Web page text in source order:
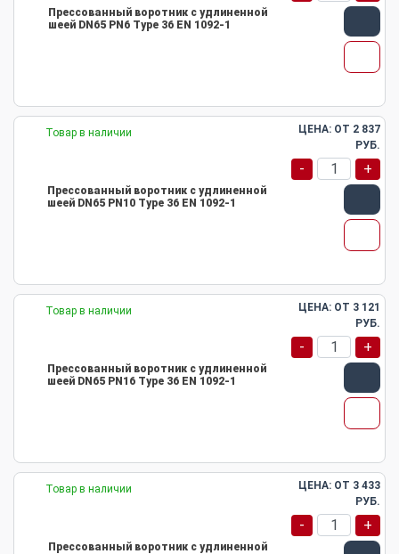
Прессованный воротник с удлиненной
шеей DN65 PN6 Type 36 EN 1092-1
Товар в наличии
Прессованный воротник с удлиненной
шеей DN65 PN10 Type 36 EN 1092-1
ЦЕНА: ОТ 2 837
РУБ.
- +
Товар в наличии
Прессованный воротник с удлиненной
шеей DN65 PN16 Type 36 EN 1092-1
ЦЕНА: ОТ 3 121
РУБ.
- +
Товар в наличии
Прессованный воротник с удлиненной
ЦЕНА: ОТ 3 433
РУБ.
- +